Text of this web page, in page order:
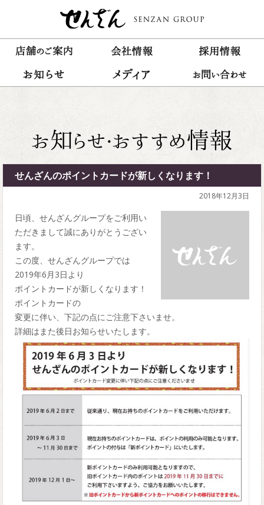
せんざんのポイントカードが新しくなります！
2018年12月3日
日頃、せんざんグループをご利用い
ただきまして誠にありがとうござい
ます。
この度、せんざんグループでは
2019年6月3日より
ポイントカードが新しくなります！
ポイントカードの
変更に伴い、下記の点にご注意下さいませ。
詳細はまた後日お知らせいたします。